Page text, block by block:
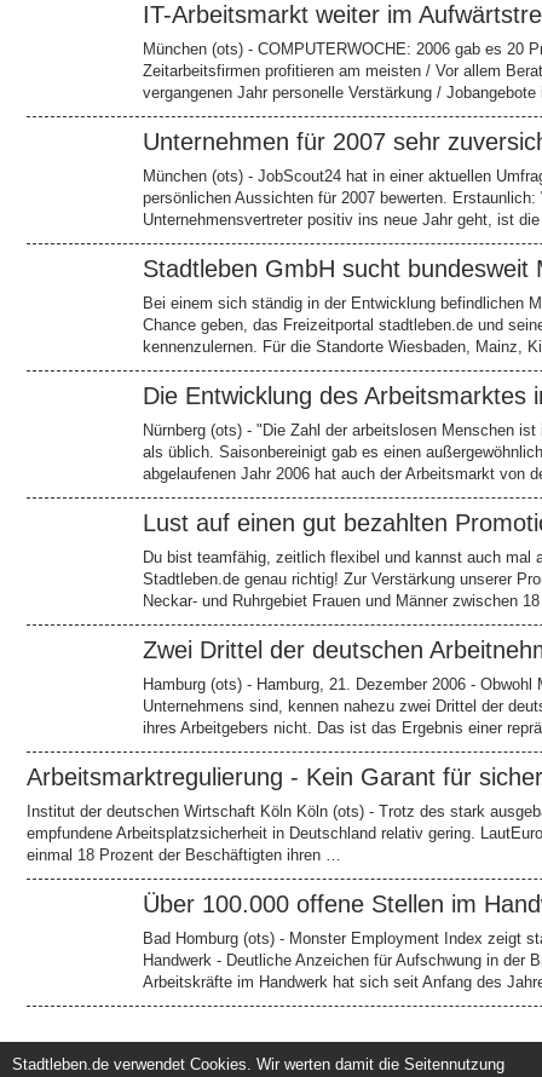
IT-Arbeitsmarkt weiter im
München (ots) - COMPUTERWOCHE: 2006 gab es 20
Zeitarbeitsfirmen profitieren am meisten / Vor allem
vergangenen Jahr personelle Verstärkung /
Unternehmen für 2007 sehr
München (ots) - JobScout24 hat in einer aktuellen
persönlichen Aussichten für 2007 bewerten.
Unternehmensvertreter positiv ins neue Jahr geht, ist
Stadtleben GmbH sucht
Bei einem sich ständig in der Entwicklung befindlichen
Chance geben, das Freizeitportal stadtleben.de und
kennenzulernen. Für die Standorte Wiesbaden, Mainz,
Die Entwicklung des
Nürnberg (ots) - "Die Zahl der arbeitslosen Menschen
als üblich. Saisonbereinigt gab es einen
abgelaufenen Jahr 2006 hat auch der Arbeitsmarkt von
Lust auf einen gut bezahlten
Du bist teamfähig, zeitlich flexibel und kannst auch mal
Stadtleben.de genau richtig! Zur Verstärkung unserer
Neckar- und Ruhrgebiet Frauen und Männer zwischen
Zwei Drittel der deutschen
Hamburg (ots) - Hamburg, 21. Dezember 2006 -
Unternehmens sind, kennen nahezu zwei Drittel der
ihres Arbeitgebers nicht. Das ist das Ergebnis einer
Arbeitsmarktregulierung - Kein Garant für
Institut der deutschen Wirtschaft Köln Köln (ots) - Trotz des stark
empfundene Arbeitsplatzsicherheit in Deutschland relativ gering.
einmal 18 Prozent der Beschäftigten ihren …
Über 100.000 offene Stellen im
Bad Homburg (ots) - Monster Employment Index zeigt
Handwerk - Deutliche Anzeichen für Aufschwung in der
Arbeitskräfte im Handwerk hat sich seit Anfang des
Stadtleben.de verwendet Cookies. Wir werten damit die Seitennutzung